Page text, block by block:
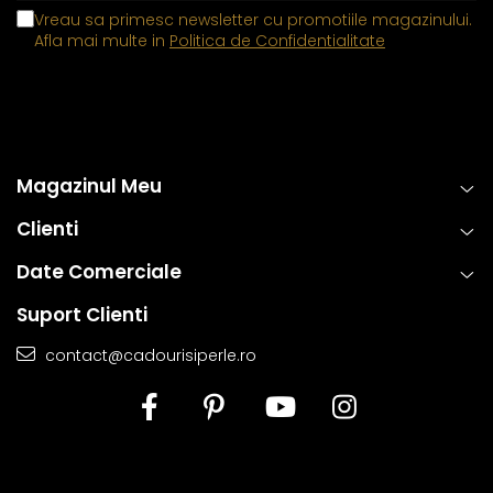
Vreau sa primesc newsletter cu promotiile magazinului.
Afla mai multe in Politica de Confidentialitate
Magazinul Meu
Clienti
Date Comerciale
Suport Clienti
contact@cadourisiperle.ro